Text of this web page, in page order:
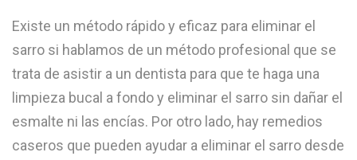
Existe un método rápido y eficaz para eliminar el
sarro si hablamos de un método profesional que se
trata de asistir a un dentista para que te haga una
limpieza bucal a fondo y eliminar el sarro sin dañar el
esmalte ni las encías. Por otro lado, hay remedios
caseros que pueden ayudar a eliminar el sarro desde